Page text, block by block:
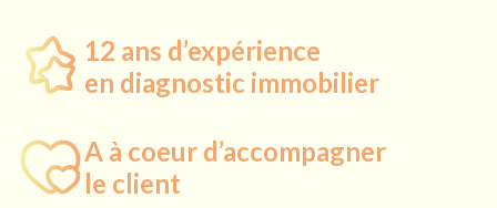
12 ans d’expérience
en diagnostic immobilier
A à coeur d’accompagner
le client